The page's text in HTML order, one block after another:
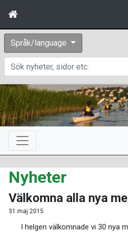
Språk/language
Nyheter
Välkomna alla nya
31 maj 2015
I helgen välkomnade vi 30 nya